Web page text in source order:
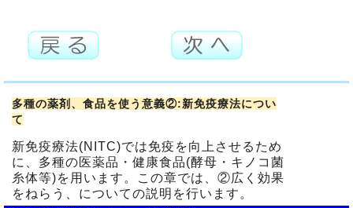
多種の薬剤、食品を使う意義②:新免疫療法につい
て
新免疫療法(NITC)では免疫を向上させるため
に、多種の医薬品・健康食品(酵母・キノコ菌
糸体等)を用います。この章では、②広く効果
をねらう、についての説明を行います。